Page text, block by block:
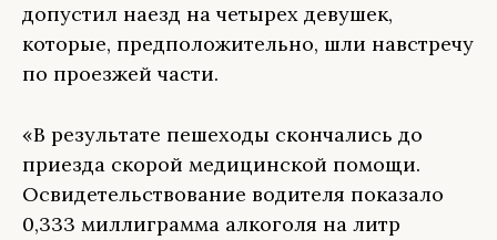
допустил наезд на четырех девушек,
которые, предположительно, шли навстречу
по проезжей части.
«В результате пешеходы скончались до
приезда скорой медицинской помощи.
Освидетельствование водителя показало
0,333 миллиграмма алкоголя на литр